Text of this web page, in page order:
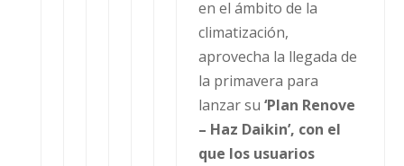
en el ámbito de la
climatización,
aprovecha la llegada de
la primavera para
lanzar su ‘Plan Renove
– Haz Daikin’, con el
que los usuarios